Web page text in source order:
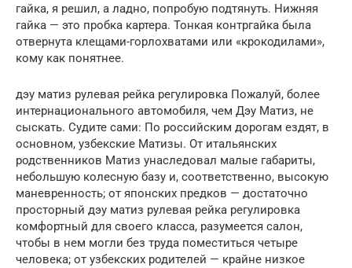
гайка, я решил, а ладно, попробую подтянуть. Нижняя
гайка — это пробка картера. Тонкая контргайка была
отвернута клещами-горлохватами или «крокодилами»,
кому как понятнее.
дэу матиз рулевая рейка регулировка Пожалуй, более
интернационального автомобиля, чем Дэу Матиз, не
сыскать. Судите сами: По российским дорогам ездят, в
основном, узбекские Матизы. От итальянских
родственников Матиз унаследовал малые габариты,
небольшую колесную базу и, соответственно, высокую
маневренность; от японских предков — достаточно
просторный дэу матиз рулевая рейка регулировка
комфортный для своего класса, разумеется салон,
чтобы в нем могли без труда поместиться четыре
человека; от узбекских родителей — крайне низкое